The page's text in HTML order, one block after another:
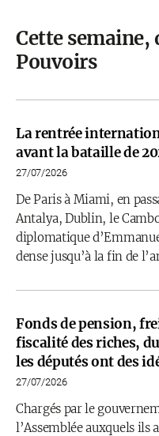
Cette semaine,
Pouvoirs
La rentrée
avant la bataille de
27/07/2026
De Paris à Miami, en
Antalya, Dublin, le
diplomatique
dense jusqu’à la fin de
Fonds de pension,
fiscalité des riches,
les députés ont des
27/07/2026
Chargés par le
l’Assemblée auxquels